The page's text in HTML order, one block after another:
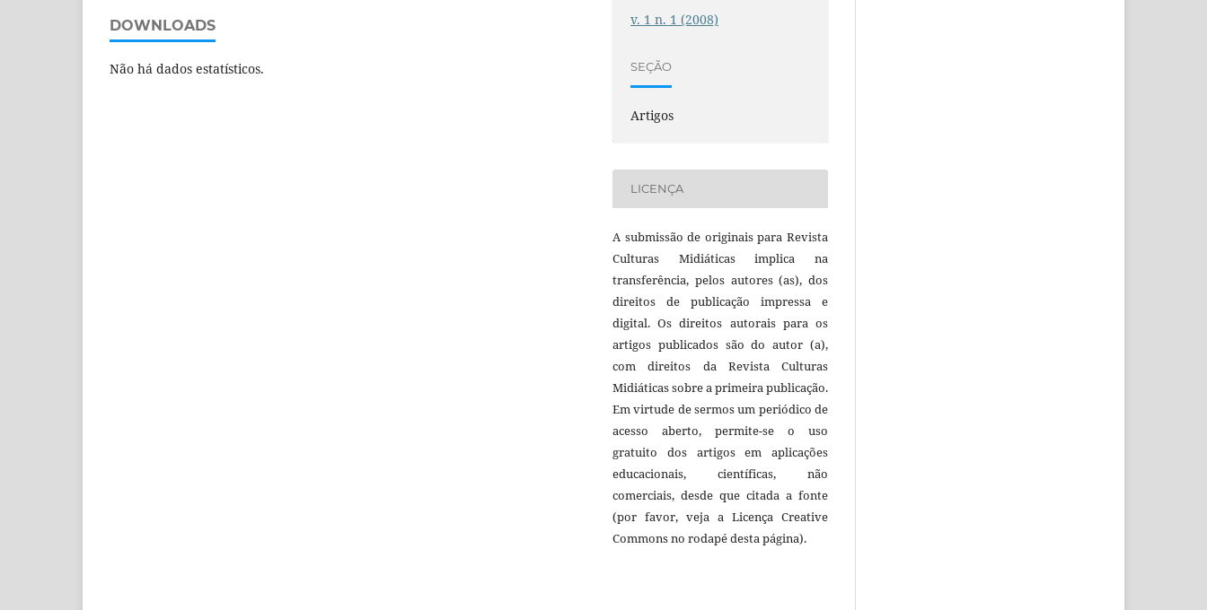
DOWNLOADS
Não há dados estatísticos.
v. 1 n. 1 (2008)
SEÇÃO
Artigos
LICENÇA
A submissão de originais para Revista
Culturas Midiáticas implica na
transferência, pelos autores (as), dos
direitos de publicação impressa e
digital. Os direitos autorais para os
artigos publicados são do autor (a),
com direitos da Revista Culturas
Midiáticas sobre a primeira publicação.
Em virtude de sermos um periódico de
acesso aberto, permite-se o uso
gratuito dos artigos em aplicações
educacionais, científicas, não
comerciais, desde que citada a fonte
(por favor, veja a Licença Creative
Commons no rodapé desta página).